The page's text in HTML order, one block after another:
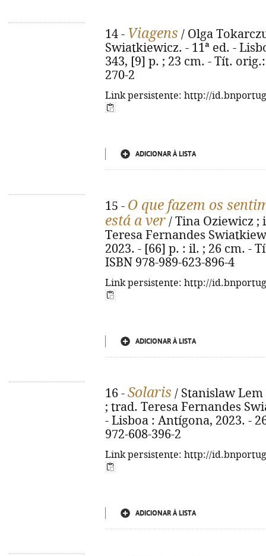
14 - Viagens / Olga
Swiatkiewicz. - 11ª ed. -
343, [9] p. ; 23 cm. - Tít.
270-2
Link persistente: http://
ADICIONAR À LISTA
15 - O que fazem os
está a ver / Tina Oziewicz ;
Teresa Fernandes
2023. - [66] p. : il. ; 26 cm. -
ISBN 978-989-623-896-4
Link persistente: http://
ADICIONAR À LISTA
16 - Solaris / Stanislaw
; trad. Teresa Fernandes
- Lisboa : Antígona, 2023. -
972-608-396-2
Link persistente: http://
ADICIONAR À LISTA